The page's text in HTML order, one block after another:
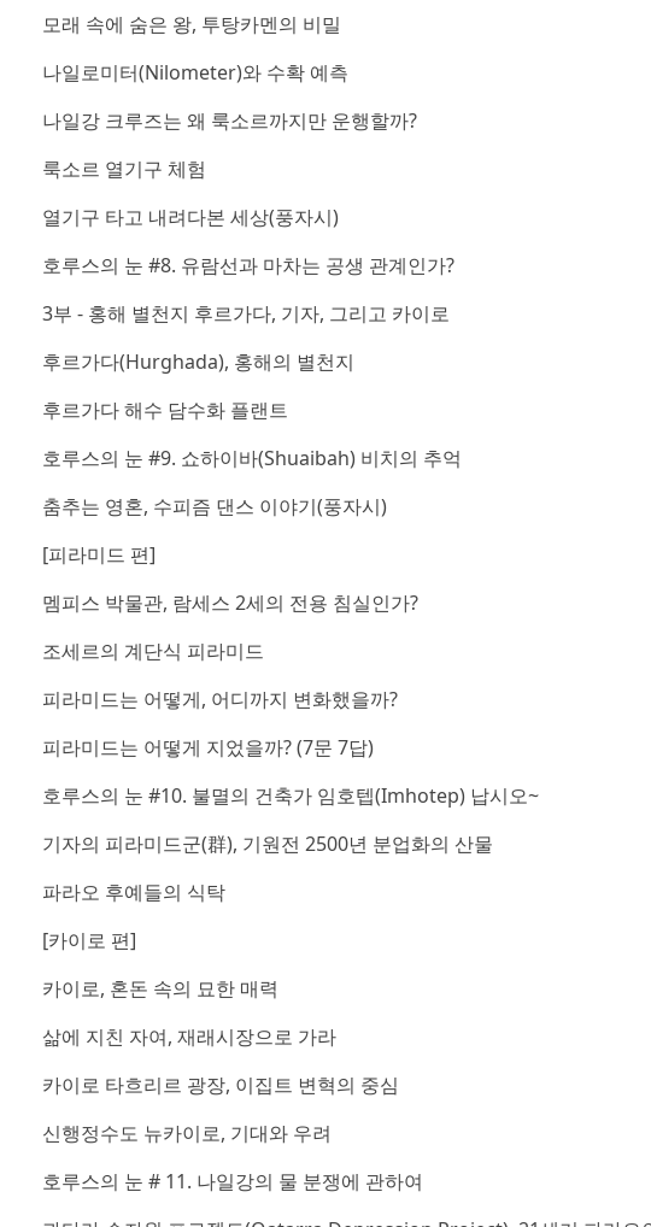
모래 속에 숨은 왕, 투탕카멘의 비밀
나일로미터(Nilometer)와 수확 예측
나일강 크루즈는 왜 룩소르까지만 운행할까?
룩소르 열기구 체험
열기구 타고 내려다본 세상(풍자시)
호루스의 눈 #8. 유람선과 마차는 공생 관계인가?
3부 - 홍해 별천지 후르가다, 기자, 그리고 카이로
후르가다(Hurghada), 홍해의 별천지
후르가다 해수 담수화 플랜트
호루스의 눈 #9. 쇼하이바(Shuaibah) 비치의 추억
춤추는 영혼, 수피즘 댄스 이야기(풍자시)
[피라미드 편]
멤피스 박물관, 람세스 2세의 전용 침실인가?
조세르의 계단식 피라미드
피라미드는 어떻게, 어디까지 변화했을까?
피라미드는 어떻게 지었을까? (7문 7답)
호루스의 눈 #10. 불멸의 건축가 임호텝(Imhotep) 납시오~
기자의 피라미드군(群), 기원전 2500년 분업화의 산물
파라오 후예들의 식탁
[카이로 편]
카이로, 혼돈 속의 묘한 매력
삶에 지친 자여, 재래시장으로 가라
카이로 타흐리르 광장, 이집트 변혁의 중심
신행정수도 뉴카이로, 기대와 우려
호루스의 눈 # 11. 나일강의 물 분쟁에 관하여